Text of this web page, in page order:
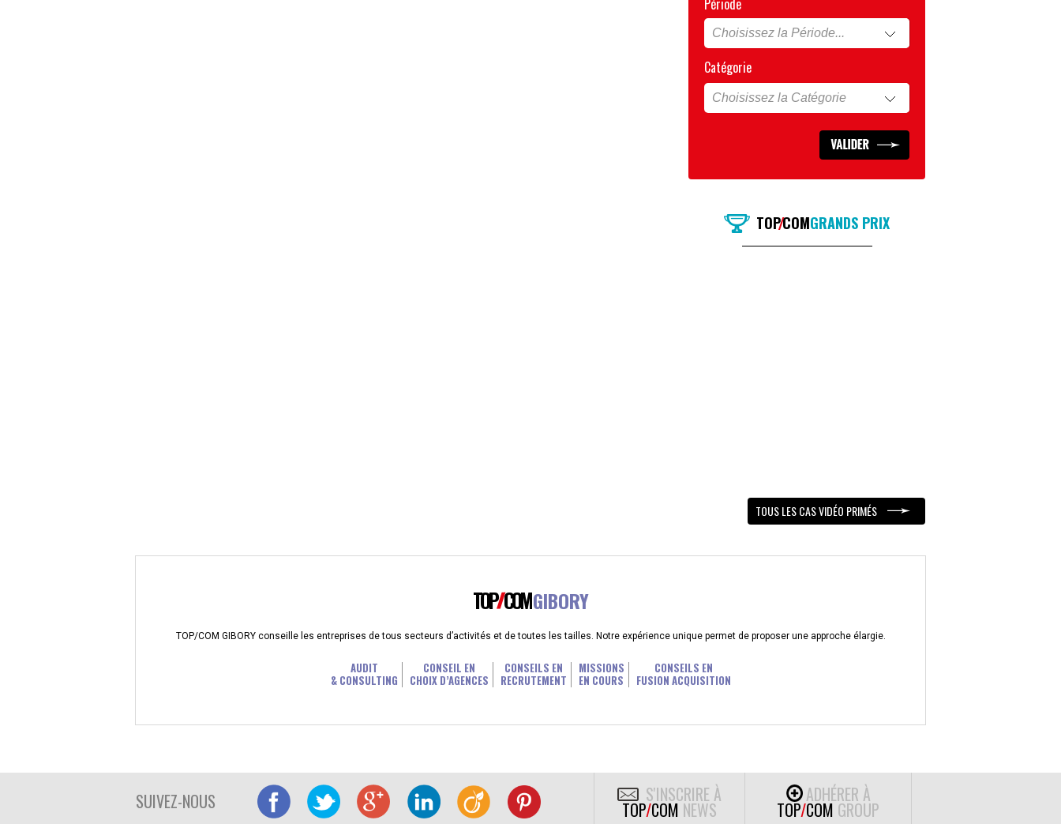
Période
Catégorie
TOP/COMGRANDS PRIX
TOUS LES CAS VIDÉO PRIMÉS
TOP COMGIBORY
TOP/COM GIBORY conseille les entreprises de tous secteurs d’activités et de toutes les tailles. Notre expérience unique permet de proposer une approche élargie.
AUDIT
& CONSULTING
CONSEIL EN
CHOIX D’AGENCES
CONSEILS EN
RECRUTEMENT
MISSIONS
EN COURS
CONSEILS EN
FUSION ACQUISITION
SUIVEZ-NOUS S'INSCRIRE À
TOP/COM NEWS
ADHÉRER À
TOP/COM GROUP